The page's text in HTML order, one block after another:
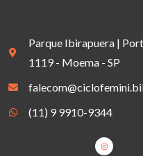
Parque Ibirapuera |
1119 - Moema - SP
(11) 9 9910-9344